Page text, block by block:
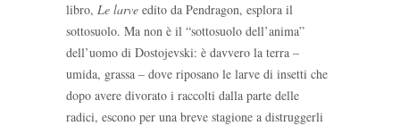
libro, Le larve edito da Pendragon, esplora il
sottosuolo. Ma non è il “sottosuolo dell’anima”
dell’uomo di Dostojevski: è davvero la terra –
umida, grassa – dove riposano le larve di insetti che
dopo avere divorato i raccolti dalla parte delle
radici, escono per una breve stagione a distruggerli